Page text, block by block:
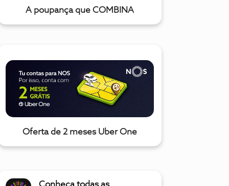
A poupança que COMBINA
Oferta de 2 meses Uber One